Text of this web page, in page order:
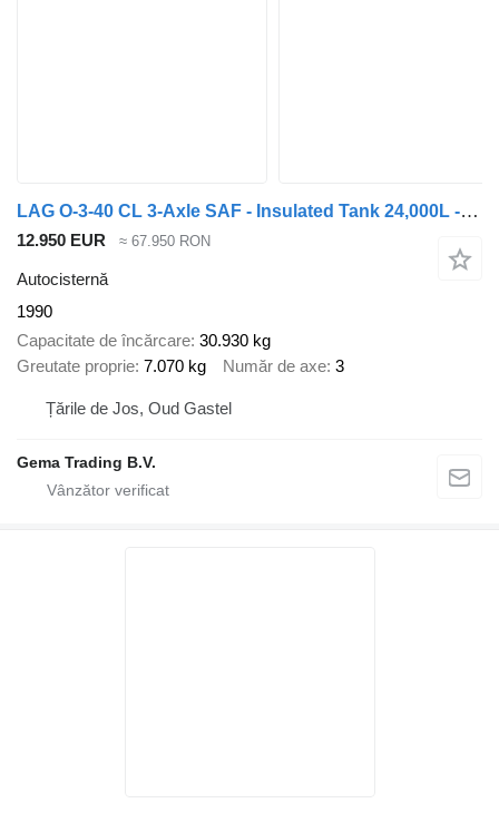
LAG O-3-40 CL 3-Axle SAF - Insulated Tank 24,000L - Drum Brakes - Hy
12.950 EUR ≈ 67.950 RON
Autocisternă
1990
Capacitate de încărcare 30.930 kg
Greutate proprie 7.070 kg Număr de axe 3
Țările de Jos, Oud Gastel
Gema Trading B.V.